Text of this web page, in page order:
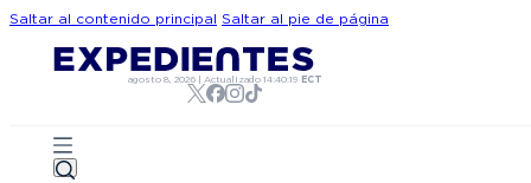
Saltar al contenido principal Saltar al pie de página
agosto 8, 2026 |Actualizado14:40:19 ECT